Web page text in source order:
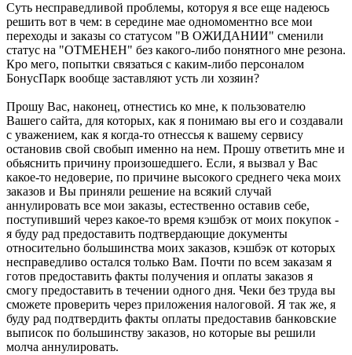
Суть несправедливой проблемы, которуя я все еще надеюсь
решить вот в чем: в середине мае одномоментно все мои
переходы и заказы со статусом "В ОЖИДАНИИ" сменили
статус на "ОТМЕНЕН" без какого-либо понятного мне резона.
Кро мего, попытки связаться с каким-либо персоналом
БонусПарк вообще заставляют усть ли хозяин?
Прошу Вас, наконец, отнестись ко мне, к пользователю
Вашего сайта, для которых, как я понимаю вы его и создавали
с уважением, как я когда-то отнессья к вашему сервису
остановив свой свобып именно на нем. Прошу ответить мне и
обьяснить причину произошедшего. Если, я вызвал у Вас
какое-то недоверие, по причине высокого среднего чека моих
заказов и Вы приняли решение на всякий случай
аннулировать все мои заказы, естественно оставив себе,
поступивший через какое-то время кэшбэк от моих покупок -
я буду рад предоставить подтвердающие документы
относительно большинства моих заказов, кэшбэк от которых
несправедливо остался только Вам. Почти по всем заказам я
готов предоставить факты получения и оплаты заказов я
смогу предоставить в течении одного дня. Чеки без труда вы
сможете проверить через приложения налоговой. Я так же, я
буду рад подтвердить факты оплаты предоставив банковские
выписок по большинству заказов, но которые вы решили
молча аннулировать.